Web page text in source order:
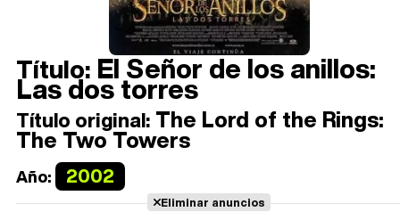
Título: El Señor de los anillos:
Las dos torres
Título original: The Lord of the Rings:
The Two Towers
Año: 2002
Eliminar anuncios